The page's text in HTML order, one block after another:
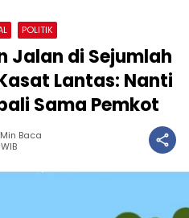
POLITIK
Jalan di Sejumlah
Lantas: Nanti
Sama Pemkot
Min Baca